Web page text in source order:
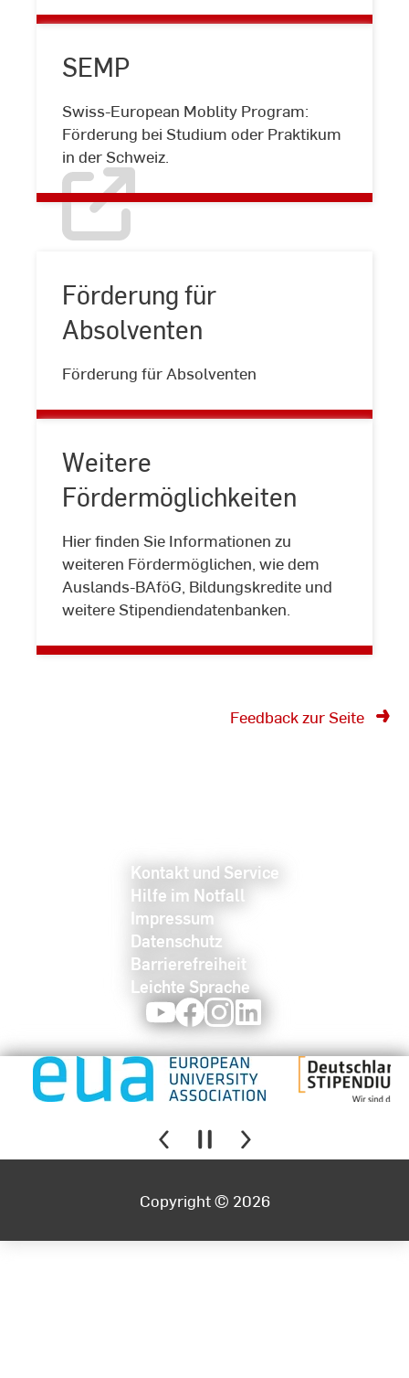
SEMP
Swiss-European Moblity Program:
Förderung bei Studium oder Praktikum
in der Schweiz.
SEMP
Förderung für
Absolventen
Förderung für Absolventen
für
Weitere
Fördermöglichkeiten
Hier finden Sie Informationen zu
weiteren Fördermöglichen, wie dem
Auslands-BAföG, Bildungskredite und
weitere Stipendiendatenbanken.
Weitere
Fördermöglichkeiten
Feedback zur Seite
Kontakt und Service
Hilfe im Notfall
Impressum
Datenschutz
Barrierefreiheit
Leichte Sprache
YoutubeFacebookInstagram
Copyright © 2026